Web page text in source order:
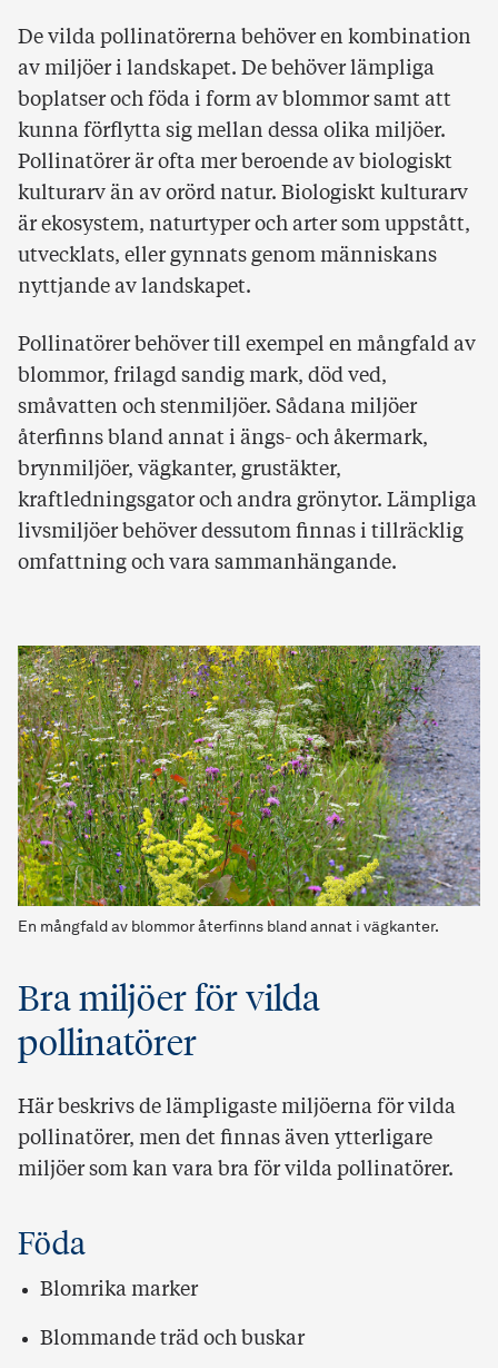
De vilda pollinatörerna behöver en kombination
av miljöer i landskapet. De behöver lämpliga
boplatser och föda i form av blommor samt att
kunna förflytta sig mellan dessa olika miljöer.
Pollinatörer är ofta mer beroende av biologiskt
kulturarv än av orörd natur. Biologiskt kulturarv
är ekosystem, naturtyper och arter som uppstått,
utvecklats, eller gynnats genom människans
nyttjande av landskapet.
Pollinatörer behöver till exempel en mångfald av
blommor, frilagd sandig mark, död ved,
småvatten och stenmiljöer. Sådana miljöer
återfinns bland annat i ängs- och åkermark,
brynmiljöer, vägkanter, grustäkter,
kraftledningsgator och andra grönytor. Lämpliga
livsmiljöer behöver dessutom finnas i tillräcklig
omfattning och vara sammanhängande.
En mångfald av blommor återfinns bland annat i vägkanter.
Bra miljöer för vilda
pollinatörer
Här beskrivs de lämpligaste miljöerna för vilda
pollinatörer, men det finnas även ytterligare
miljöer som kan vara bra för vilda pollinatörer.
Föda
Blomrika marker
Blommande träd och buskar